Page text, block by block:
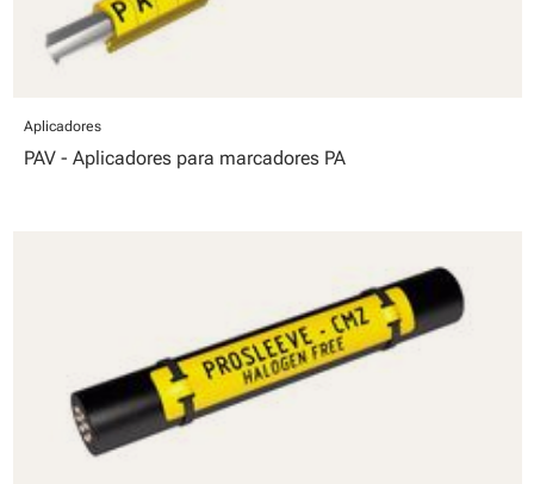
Aplicadores
PAV - Aplicadores para marcadores PA